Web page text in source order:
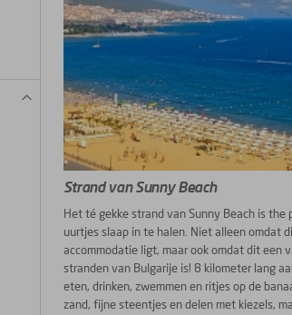
Strand van Sunny Beach
Het té gekke strand van Sunny Beach is the
uurtjes slaap in te halen. Niet alleen omdat
accommodatie ligt, maar ook omdat dit een
stranden van Bulgarije is! 8 kilometer lang
eten, drinken, zwemmen en ritjes op de
zand, fijne steentjes en delen met kiezels,